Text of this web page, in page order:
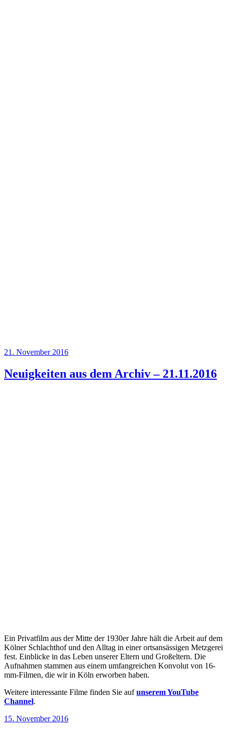
Veröffentlicht
21. November 2016
Neuigkeiten aus dem Archiv – 21.11.2016
Ein Privatfilm aus der Mitte der 1930er Jahre hält die Arbeit auf dem
Kölner Schlachthof und den Alltag in einer ortsansässigen Metzgerei
fest. Einblicke in das Leben unserer Eltern und Großeltern. Die
Aufnahmen stammen aus einem umfangreichen Konvolut von 16-
mm-Filmen, die wir in Köln erworben haben.
Weitere interessante Filme finden Sie aufunserem YouTube
Channel.
Veröffentlicht
15. November 2016